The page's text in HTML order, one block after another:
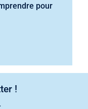
pour
!